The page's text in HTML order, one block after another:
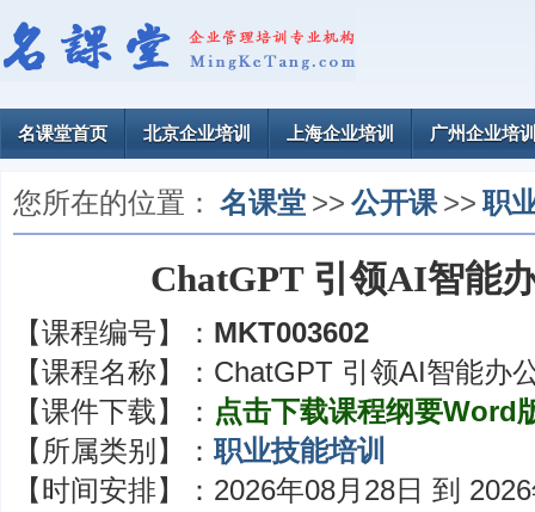
名课堂首页 北京企业培训 上海企业培训 广州企业培
您所在的位置： 名课堂 >> 公开课 >> 职
ChatGPT 引领AI智能
【课程编号】： MKT003602
【课程名称】： ChatGPT 引领AI智能办
【课件下载】： 点击下载课程纲要Word
【所属类别】：职业技能培训
【时间安排】： 2026年08月28日 到